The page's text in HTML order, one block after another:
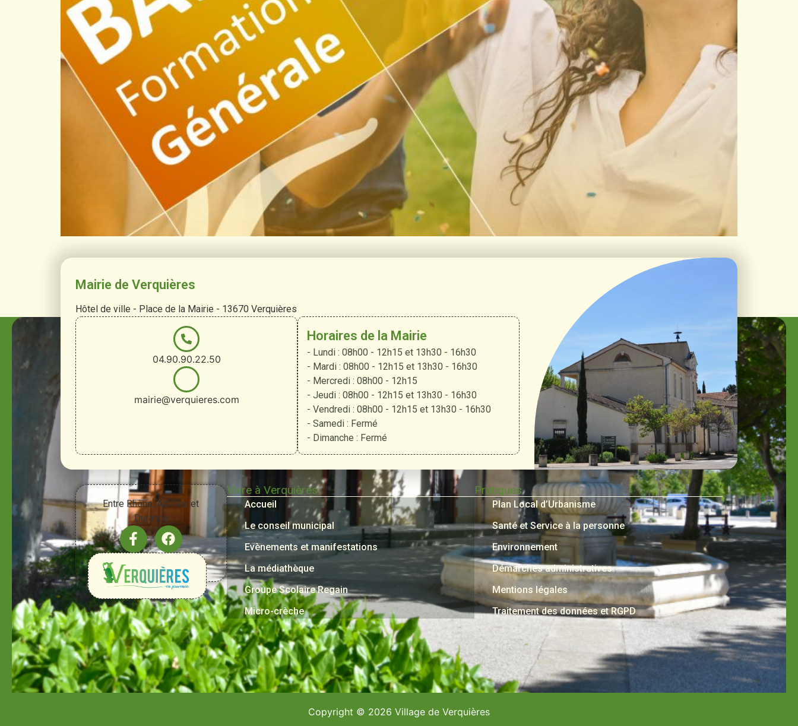
Mairie de Verquières
Hôtel de ville - Place de la Mairie - 13670 Verquières
04.90.90.22.50
mairie@verquieres.com
Horaires de la Mairie
- Lundi : 08h00 - 12h15 et 13h30 - 16h30
- Mardi : 08h00 - 12h15 et 13h30 - 16h30
- Mercredi : 08h00 - 12h15
- Jeudi : 08h00 - 12h15 et 13h30 - 16h30
- Vendredi : 08h00 - 12h15 et 13h30 - 16h30
- Samedi : Fermé
- Dimanche : Fermé
Entre Rhône, Alpilles et
Durance
Vivre à Verquières
Accueil
Le conseil municipal
Evènements et manifestations
La médiathèque
Groupe Scolaire Regain
Micro-crèche
Pratiques
Plan Local d’Urbanisme
Santé et Service à la personne
Environnement
Démarches administratives
Mentions légales
Traitement des données et RGPD
Copyright © 2026 Village de Verquières